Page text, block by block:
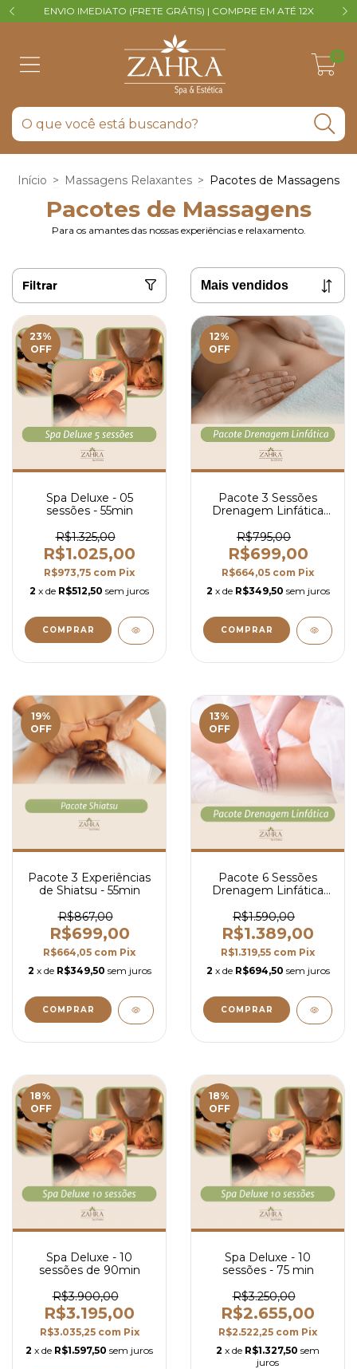
ENVIO IMEDIATO (FRETE GRÁTIS) | COMPRE EM ATÉ 12X
0
Início > Massagens Relaxantes > Pacotes de Massagens
Pacotes de Massagens
Para os amantes das nossas experiências e relaxamento.
Filtrar
23%
OFF
Spa Deluxe - 05
sessões - 55min
R$1.325,00
R$1.025,00
R$973,75 com Pix
2 x de R$512,50 sem juros
12%
OFF
Pacote 3 Sessões
Drenagem Linfática
R$795,00
R$699,00
R$664,05 com Pix
2 x de R$349,50 sem juros
19%
OFF
Pacote 3 Experiências
de Shiatsu - 55min
R$867,00
R$699,00
R$664,05 com Pix
2 x de R$349,50 sem juros
13%
OFF
Pacote 6 Sessões
Drenagem Linfática
R$1.590,00
R$1.389,00
R$1.319,55 com Pix
2 x de R$694,50 sem juros
18%
OFF
Spa Deluxe - 10
sessões de 90min
R$3.900,00
R$3.195,00
R$3.035,25 com Pix
2 x de R$1.597,50 sem juros
18%
OFF
Spa Deluxe - 10
sessões - 75 min
R$3.250,00
R$2.655,00
R$2.522,25 com Pix
2 x de R$1.327,50 sem
juros